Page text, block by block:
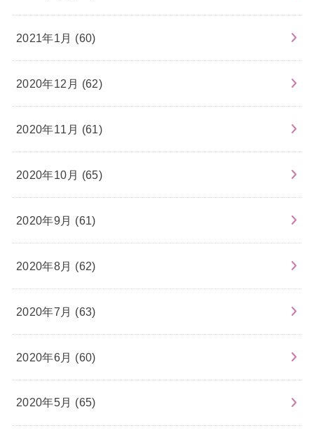
2021年1月 (60)
2020年12月 (62)
2020年11月 (61)
2020年10月 (65)
2020年9月 (61)
2020年8月 (62)
2020年7月 (63)
2020年6月 (60)
2020年5月 (65)